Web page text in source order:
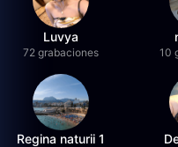
Luvya
72 grabaciones 10
Regina naturii 1